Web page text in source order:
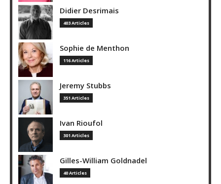
Didier Desrimais
403 Articles
Sophie de Menthon
116 Articles
Jeremy Stubbs
351 Articles
Ivan Rioufol
301 Articles
Gilles-William Goldnadel
40 Articles